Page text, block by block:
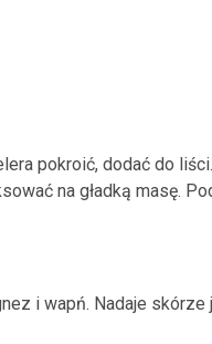
pokroić, dodać do
na gładką masę.
i wapń. Nadaje skórze